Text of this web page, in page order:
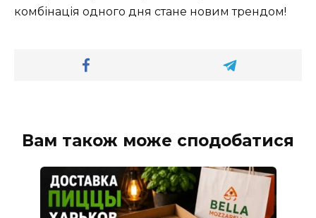
комбінація одного дня стане новим трендом!
Вам також може сподобатися